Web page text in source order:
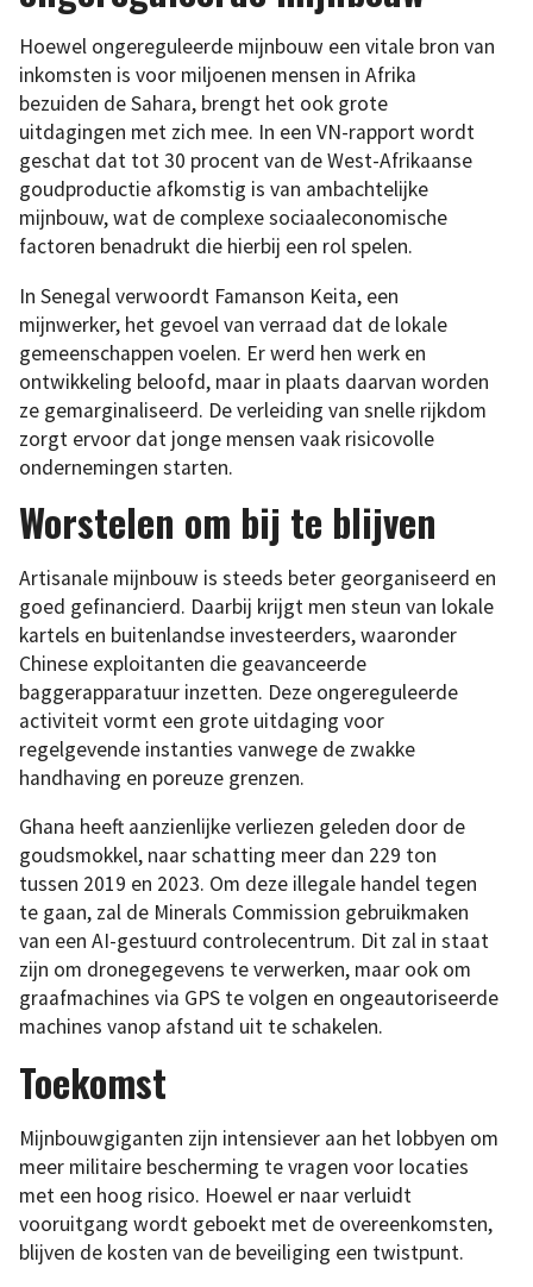
Hoewel ongereguleerde mijnbouw een vitale bron van
inkomsten is voor miljoenen mensen in Afrika
bezuiden de Sahara, brengt het ook grote
uitdagingen met zich mee. In een VN-rapport wordt
geschat dat tot 30 procent van de West-Afrikaanse
goudproductie afkomstig is van ambachtelijke
mijnbouw, wat de complexe sociaaleconomische
factoren benadrukt die hierbij een rol spelen.
In Senegal verwoordt Famanson Keita, een
mijnwerker, het gevoel van verraad dat de lokale
gemeenschappen voelen. Er werd hen werk en
ontwikkeling beloofd, maar in plaats daarvan worden
ze gemarginaliseerd. De verleiding van snelle rijkdom
zorgt ervoor dat jonge mensen vaak risicovolle
ondernemingen starten.
Worstelen om bij te blijven
Artisanale mijnbouw is steeds beter georganiseerd en
goed gefinancierd. Daarbij krijgt men steun van lokale
kartels en buitenlandse investeerders, waaronder
Chinese exploitanten die geavanceerde
baggerapparatuur inzetten. Deze ongereguleerde
activiteit vormt een grote uitdaging voor
regelgevende instanties vanwege de zwakke
handhaving en poreuze grenzen.
Ghana heeft aanzienlijke verliezen geleden door de
goudsmokkel, naar schatting meer dan 229 ton
tussen 2019 en 2023. Om deze illegale handel tegen
te gaan, zal de Minerals Commission gebruikmaken
van een AI-gestuurd controlecentrum. Dit zal in staat
zijn om dronegegevens te verwerken, maar ook om
graafmachines via GPS te volgen en ongeautoriseerde
machines vanop afstand uit te schakelen.
Toekomst
Mijnbouwgiganten zijn intensiever aan het lobbyen om
meer militaire bescherming te vragen voor locaties
met een hoog risico. Hoewel er naar verluidt
vooruitgang wordt geboekt met de overeenkomsten,
blijven de kosten van de beveiliging een twistpunt.